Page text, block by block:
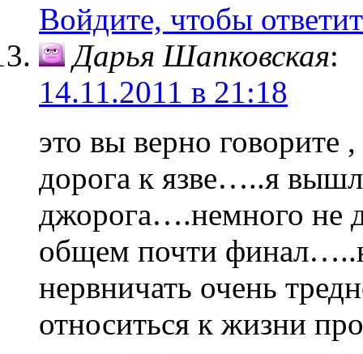
Войдите, чтобы
Дарья Шапковская:
14.11.2011 в 21:18
это вы верно говорите
дорога к язве…..я
джорога….немного не
общем почти
нервничать очень
относиться к жизни